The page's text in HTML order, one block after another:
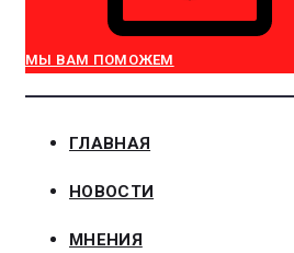
МЫ ВАМ ПОМОЖЕМ
ГЛАВНАЯ
НОВОСТИ
МНЕНИЯ